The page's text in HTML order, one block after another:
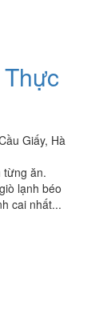
Giấy, Hà
từng ăn.
lạnh béo
cai nhất...